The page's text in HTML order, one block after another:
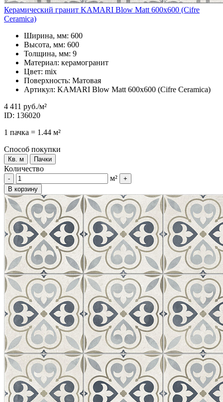
Керамический гранит KAMARI Blow Matt 600x600 (Cifre
Ceramica)
Ширина, мм: 600
Высота, мм: 600
Толщина, мм: 9
Материал: керамогранит
Цвет: mix
Поверхность: Матовая
Артикул: KAMARI Blow Matt 600x600 (Cifre Ceramica)
4 411 руб./м²
ID: 136020
1 пачка = 1.44 м²
Способ покупки
Кв. м Пачки
Количество
- м²
+
В корзину